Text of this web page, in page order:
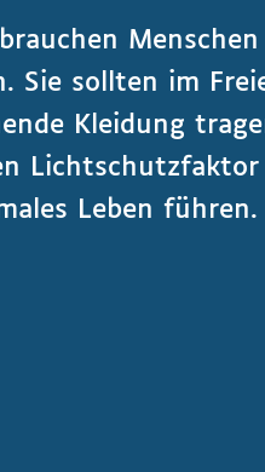
Sie sollten im
Kleidung
Lichtschutzfaktor
Leben führen.